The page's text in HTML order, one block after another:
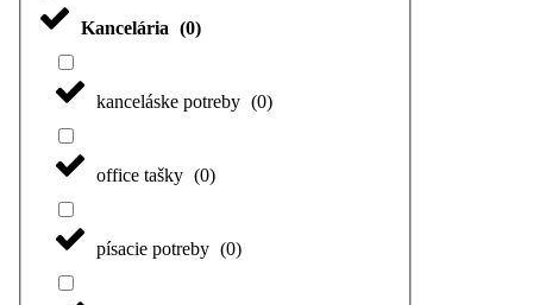
Kancelária (0)
kanceláske potreby (0)
office tašky (0)
písacie potreby (0)